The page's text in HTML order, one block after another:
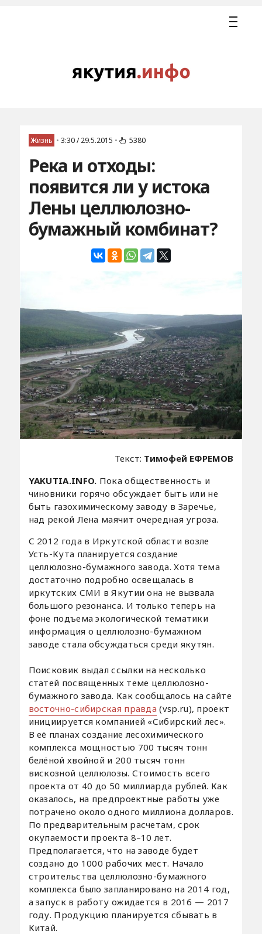
Жизнь • 3:30 / 29.5.2015 • 5380
Река и отходы:
появится ли у истока
Лены целлюлозно-
бумажный комбинат?
Текст: Тимофей ЕФРЕМОВ
YAKUTIA.INFO. Пока общественность и
чиновники горячо обсуждает быть или не
быть газохимическому заводу в Заречье,
над рекой Лена маячит очередная угроза.
С 2012 года в Иркутской области возле
Усть-Кута планируется создание
целлюлозно-бумажного завода. Хотя тема
достаточно подробно освещалась в
иркутских СМИ в Якутии она не вызвала
большого резонанса. И только теперь на
фоне подъема экологической тематики
информация о целлюлозно-бумажном
заводе стала обсуждаться среди якутян.
Поисковик выдал ссылки на несколько
статей посвященных теме целлюлозно-
бумажного завода. Как сообщалось на сайте
восточно-сибирская правда (vsp.ru), проект
инициируется компанией «Сибирский лес».
В её планах создание лесохимического
комплекса мощностью 700 тысяч тонн
белёной хвойной и 200 тысяч тонн
вискозной целлюлозы. Стоимость всего
проекта от 40 до 50 миллиарда рублей. Как
оказалось, на предпроектные работы уже
потрачено около одного миллиона долларов.
По предварительным расчетам, срок
окупаемости проекта 8–10 лет.
Предполагается, что на заводе будет
создано до 1000 рабочих мест. Начало
строительства целлюлозно-бумажного
комплекса было запланировано на 2014 год,
а запуск в работу ожидается в 2016 — 2017
году. Продукцию планируется сбывать в
Китай.